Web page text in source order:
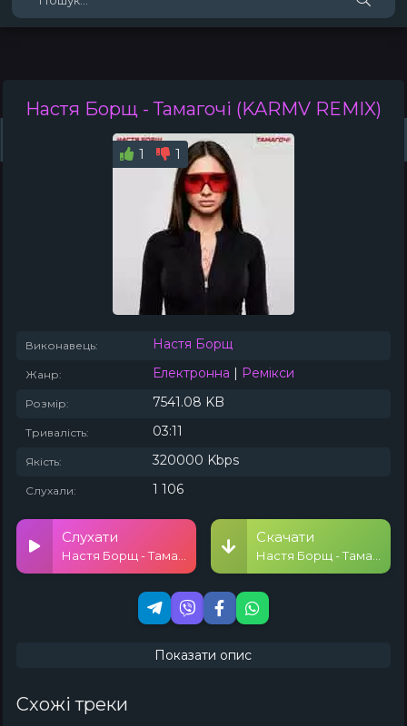
Топ 100 Тренди
Настя Борщ- Тамагочі (KARMV REMIX)
1 1
Виконавець: Настя Борщ
Жанр: Електронна | Ремікси
Розмір: 7541.08 KB
Тривалість: 03:11
Якість: 320000 Kbps
Слухали: 1 106
Слухати Скачати
Показати опис
Схожі треки